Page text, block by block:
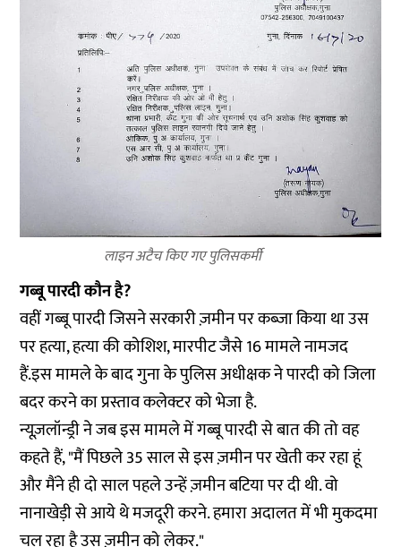
लाइन अटैच किए गए पुलिसकर्मी
गब्बू पारदी कौन है?
वहीं गब्बू पारदी जिसने सरकारी ज़मीन पर कब्ज़ा किया था उस
पर हत्या, हत्या की कोशिश, मारपीट जैसे 16 मामले नामजद
हैं.इस मामले के बाद गुना के पुलिस अधीक्षक ने पारदी को जिला
बदर करने का प्रस्ताव कलेक्टर को भेजा है.
न्यूज़लॉन्ड्री ने जब इस मामले में गब्बू पारदी से बात की तो वह
कहते हैं, "मैं पिछले 35 साल से इस ज़मीन पर खेती कर रहा हूं
और मैंने ही दो साल पहले उन्हें ज़मीन बटिया पर दी थी. वो
नानाखेड़ी से आये थे मजदूरी करने. हमारा अदालत में भी मुकदमा
चल रहा है उस ज़मीन को लेकर."